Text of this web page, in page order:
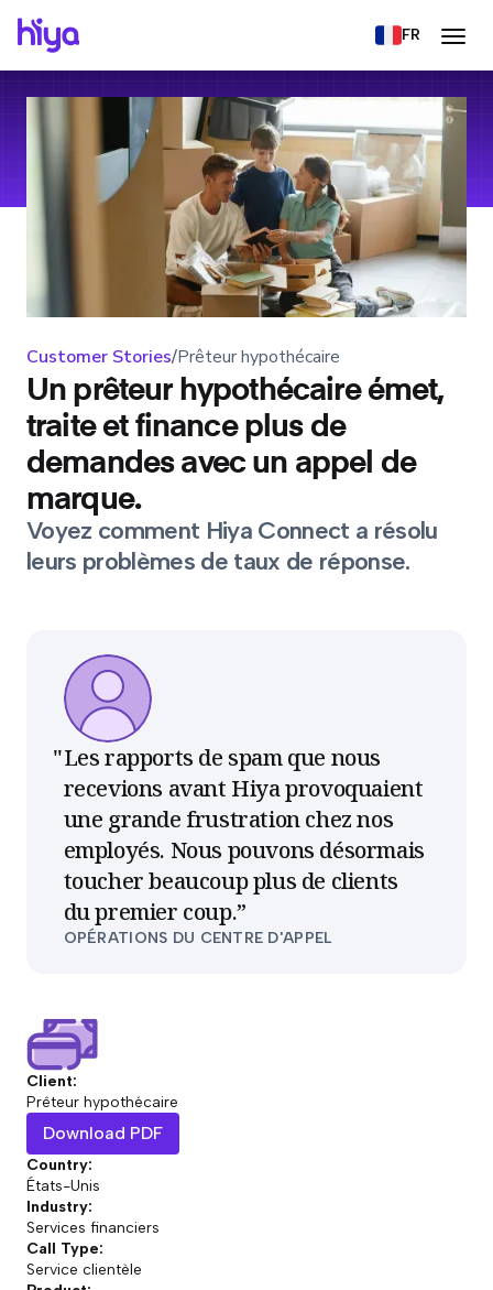
FR
Customer Stories/Prêteur hypothécaire
Un prêteur hypothécaire émet,
traite et finance plus de
demandes avec un appel de
marque.
Voyez comment Hiya Connect a résolu
leurs problèmes de taux de réponse.
Les rapports de spam que nous
recevions avant Hiya provoquaient
une grande frustration chez nos
employés. Nous pouvons désormais
toucher beaucoup plus de clients
du premier coup.”
OPÉRATIONS DU CENTRE D'APPEL
Client:
Prêteur hypothécaire
Download PDF
Country:
États-Unis
Industry:
Services financiers
Call Type:
Service clientèle